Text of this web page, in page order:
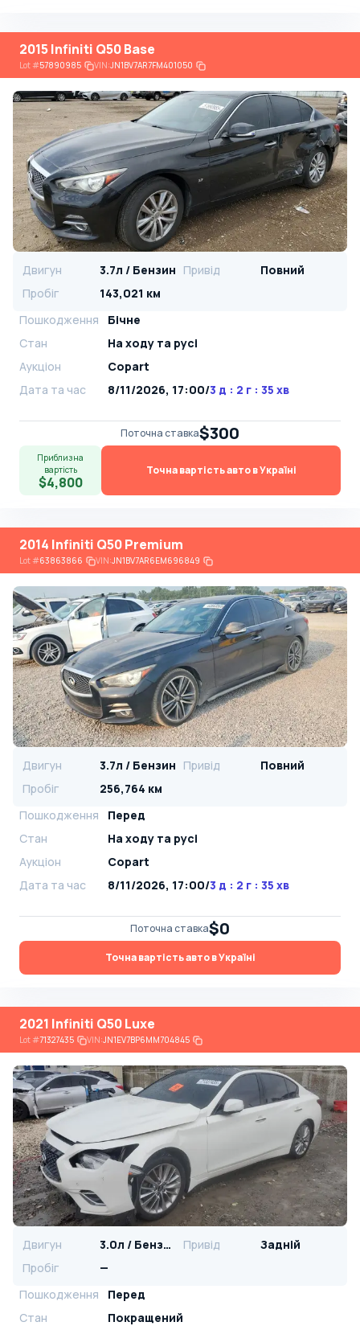
2015 Infiniti Q50 Base
Lot#57890985 VIN:JN1BV7AR7FM401050
Двигун 3.7л / Бензин Привід
Повний
Пробіг
143,021 км
Пошкодження
Бічне
Стан
На ​​ходу та русі
Аукціон
Copart
Дата та час
8/11/2026, 17:00/3 д : 2 г : 35 хв
Поточна ставка$300
Приблизна
вартість
$4,800
Точна вартість авто в Україні
2014 Infiniti Q50 Premium
Lot#63863866 VIN:JN1BV7AR6EM696849
Двигун 3.7л / Бензин Привід
Повний
Пробіг
256,764 км
Пошкодження
Перед
Стан
На ​​ходу та русі
Аукціон
Copart
Дата та час
8/11/2026, 17:00/3 д : 2 г : 35 хв
Поточна ставка$0
Точна вартість авто в Україні
2021 Infiniti Q50 Luxe
Lot#71327435 VIN:JN1EV7BP6MM704845
Двигун 3.0л / Бензин Привід
Задній
Пробіг
—
Пошкодження
Перед
Стан
Покращений